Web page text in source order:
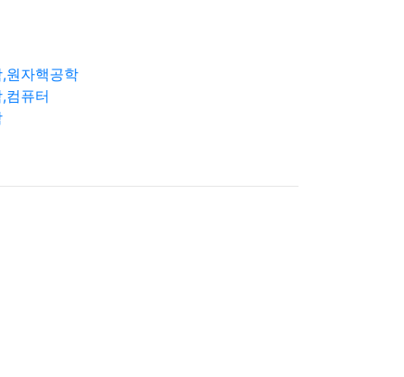
원자핵공학
컴퓨터